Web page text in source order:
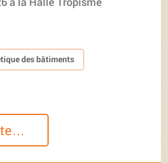
des bâtiments